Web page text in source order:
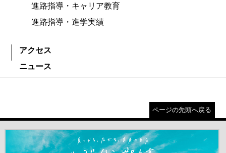
進路指導・キャリア教育
進路指導・進学実績
アクセス
ニュース
ページの先頭へ戻る
＃だから都立高（別ウインドウが開きます）